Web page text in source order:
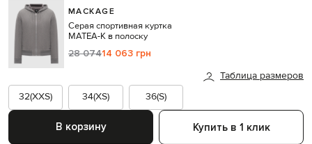
MACKAGE
Серая спортивная куртка
MATEA-K в полоску
28 07414 063 грн
Таблица размеров
32(XXS)
34(XS) 36(S)
В корзину Купить в 1 клик